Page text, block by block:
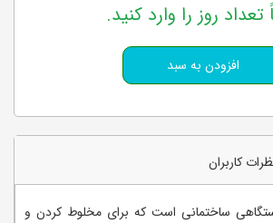
تعداد روز را وارد کنید.
کاربران
ساختمانی است که برای مخلوط کردن و